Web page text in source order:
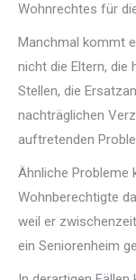
Wohnrechtes für
Manchmal kommt
nicht die Eltern, die
Stellen, die
nachträglichen
auftretenden
Ähnliche Probleme
Wohnberechtigte
weil er
ein Seniorenheim